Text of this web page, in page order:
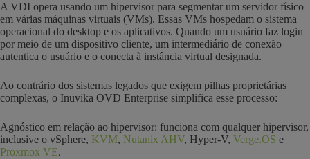
A VDI opera usando um hipervisor para segmentar um servidor físico
em várias máquinas virtuais (VMs). Essas VMs hospedam o sistema
operacional do desktop e os aplicativos. Quando um usuário faz login
por meio de um dispositivo cliente, um intermediário de conexão
autentica o usuário e o conecta à instância virtual designada.
Ao contrário dos sistemas legados que exigem pilhas proprietárias
complexas, o Inuvika OVD Enterprise simplifica esse processo:
Agnóstico em relação ao hipervisor: funciona com qualquer hipervisor,
inclusive o vSphere, KVM, Nutanix AHV, Hyper-V, Verge.OS e
Proxmox VE.